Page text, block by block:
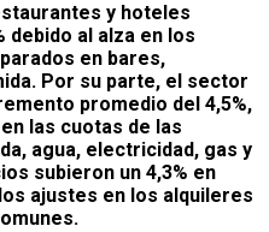
y hoteles
debido al alza en los
en bares,
Por su parte, el sector
promedio del 4,5%,
las cuotas de las
agua, electricidad, gas y
subieron un 4,3% en
ajustes en los alquileres